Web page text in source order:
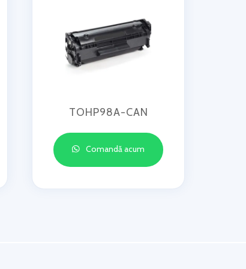
TOHP98A-CAN
Comandă acum